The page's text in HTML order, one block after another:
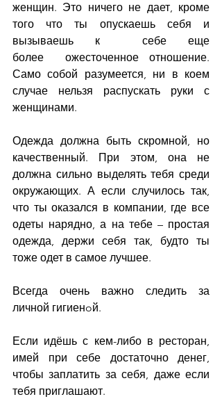
женщин. Это ничего не дает, кроме
того что ты опускаешь себя и
вызываешь к  себе еще
более  ожесточенное отношение.
Само собой разумеется, ни в коем
случае нельзя распускать руки с
женщинами.
Одежда должна быть скромной, но
качественный. При этом, она не
должна сильно выделять тебя среди
окружающих. А если случилось так,
что ты оказался в компании, где все
одеты нарядно, а на тебе – простая
одежда, держи себя так, будто ты
тоже одет в самое лучшее.
Всегда очень важно следить за
личной гигиенoй.
Если идёшь с кем-либо в ресторан,
имей при себе достаточно денег,
чтобы заплатить за себя, даже если
тебя приглашают.